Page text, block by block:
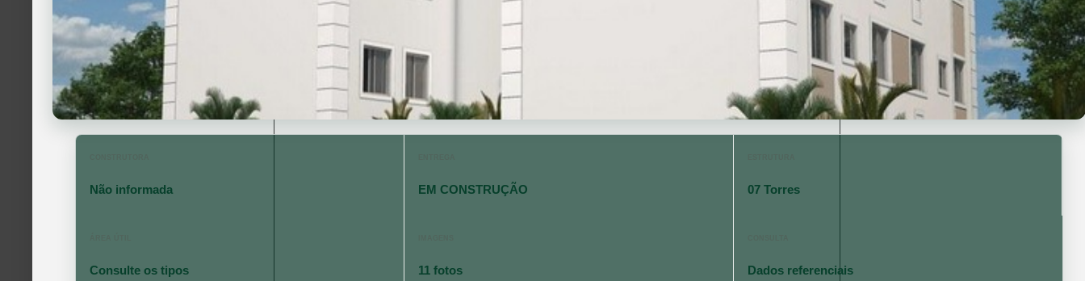
Não informada EM CONSTRUÇÃO 07 Torres
Consulte os tipos 11 fotos Dados referenciais